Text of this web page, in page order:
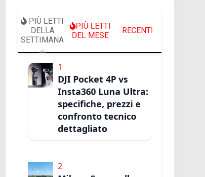
PIÙ LETTI
DELLA
SETTIMANA
PIÙ LETTI
DEL MESE
RECENTI
1
DJI Pocket 4P vs
Insta360 Luna Ultra:
specifiche, prezzi e
confronto tecnico
dettagliato
2